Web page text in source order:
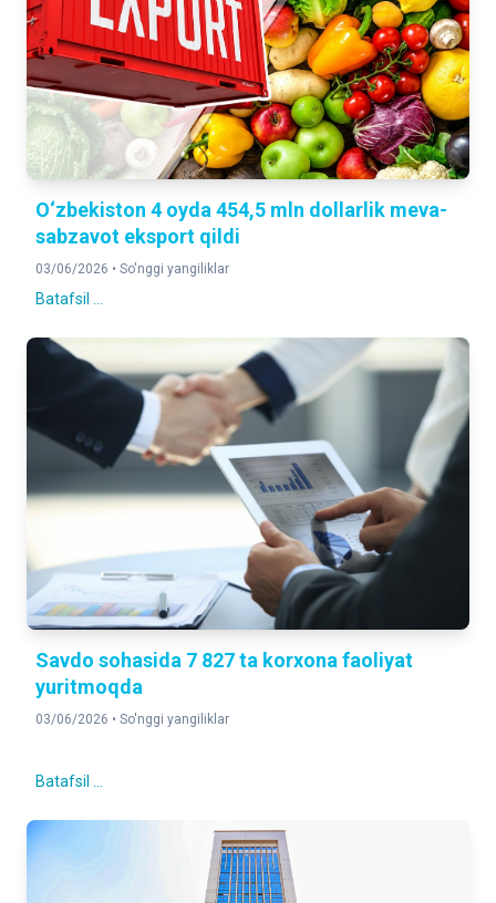
O‘zbekiston 4 oyda 454,5 mln dollarlik meva-
sabzavot eksport qildi
03/06/2026 • So'nggi yangiliklar
Batafsil ...
Savdo sohasida 7 827 ta korxona faoliyat
yuritmoqda
03/06/2026 • So'nggi yangiliklar
Batafsil ...